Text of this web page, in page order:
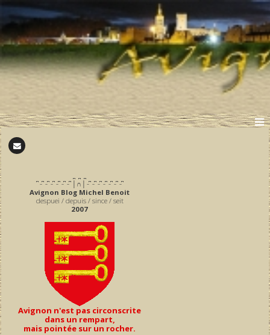
͆ ̵ ͆ ̵ ͆ ̵ ͆ ̵ ͆ ̵ ͆ ̵ ͆ │∩│ ̵ ͆ ̵ ͆ ̵ ͆ ̵ ͆ ̵ ͆ ̵ ͆ ̵ ͆
Avignon Blog Michel Benoit
despuei / depuis / since / seit
2007
Avignon n'est pas circonscrite
dans un rempart,
mais pointée sur un rocher.